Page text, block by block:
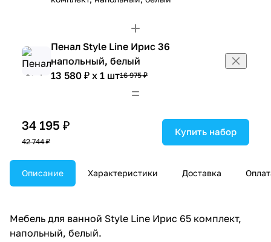
Пенал Style Line Ирис 36
напольный, белый
13 580 ₽ x 1 шт16 975 ₽
34 195 ₽
42 744 ₽
Купить набор
Описание Характеристики Доставка
Мебель для ванной Style Line Ирис 65 комплект,
напольный, белый.